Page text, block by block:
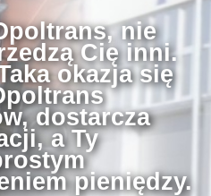
nie
Cię inni.
okazja się
dostarcza
a Ty
pieniędzy.